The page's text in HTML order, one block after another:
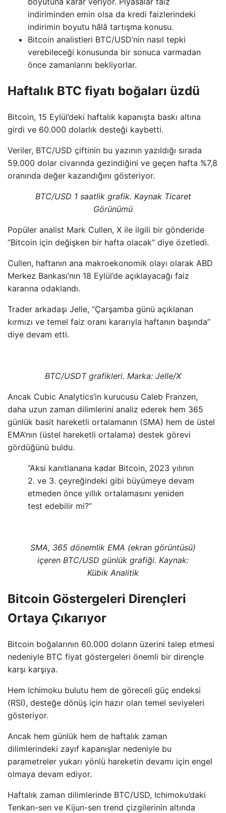
indiriminden emin olsa da kredi faizlerindeki
indirimin boyutu hâlâ tartışma konusu.
Bitcoin analistleri BTC/USD’nin nasıl tepki
verebileceği konusunda bir sonuca varmadan
önce zamanlarını bekliyorlar.
Haftalık BTC fiyatı boğaları üzdü
Bitcoin, 15 Eylül’deki haftalık kapanışta baskı altına
girdi ve 60.000 dolarlık desteği kaybetti.
Veriler, BTC/USD çiftinin bu yazının yazıldığı sırada
59.000 dolar civarında gezindiğini ve geçen hafta %7,8
oranında değer kazandığını gösteriyor.
BTC/USD 1 saatlik grafik. Kaynak Ticaret
Görünümü
Popüler analist Mark Cullen, X ile ilgili bir gönderide
“Bitcoin için değişken bir hafta olacak” diye özetledi.
Cullen, haftanın ana makroekonomik olayı olarak ABD
Merkez Bankası’nın 18 Eylül’de açıklayacağı faiz
kararına odaklandı.
Trader arkadaşı Jelle, “Çarşamba günü açıklanan
kırmızı ve temel faiz oranı kararıyla haftanın başında”
diye devam etti.
BTC/USDT grafikleri. Marka: Jelle/X
Ancak Cubic Analytics’in kurucusu Caleb Franzen,
daha uzun zaman dilimlerini analiz ederek hem 365
günlük basit hareketli ortalamanın (SMA) hem de üstel
EMA’nın (üstel hareketli ortalama) destek görevi
gördüğünü buldu.
“Aksi kanıtlanana kadar Bitcoin, 2023 yılının
2. ve 3. çeyreğindeki gibi büyümeye devam
etmeden önce yıllık ortalamasını yeniden
test edebilir mi?”
SMA, 365 dönemlik EMA (ekran görüntüsü)
içeren BTC/USD günlük grafiği. Kaynak:
Kübik Analitik
Bitcoin Göstergeleri Dirençleri
Ortaya Çıkarıyor
Bitcoin boğalarının 60.000 doların üzerini talep etmesi
nedeniyle BTC fiyat göstergeleri önemli bir dirençle
karşı karşıya.
Hem Ichimoku bulutu hem de göreceli güç endeksi
(RSI), desteğe dönüş için hazır olan temel seviyeleri
gösteriyor.
Ancak hem günlük hem de haftalık zaman
dilimlerindeki zayıf kapanışlar nedeniyle bu
parametreler yukarı yönlü hareketin devamı için engel
olmaya devam ediyor.
Haftalık zaman dilimlerinde BTC/USD, Ichimoku’daki
Tenkan-sen ve Kijun-sen trend çizgilerinin altında